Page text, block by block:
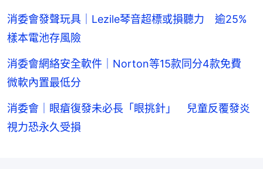
消委會發聲玩具｜Lezile琴音超標或損聽力 逾25%
樣本電池存風險
消委會網絡安全軟件｜Norton等15款同分4款免費
微軟內置最低分
消委會｜眼瘡復發未必長「眼挑針」 兒童反覆發炎
視力恐永久受損